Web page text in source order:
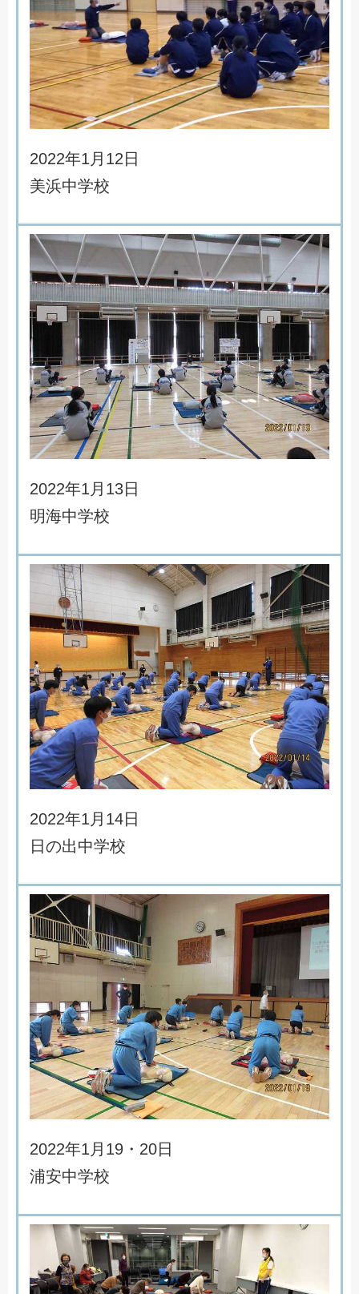
2022年1 月 12日
美浜中学校
2022年1 月 13日
明海中学校
2022年1 月 14日
日の出中学校
2022年1 月 19 ・ 20日
浦安中学校